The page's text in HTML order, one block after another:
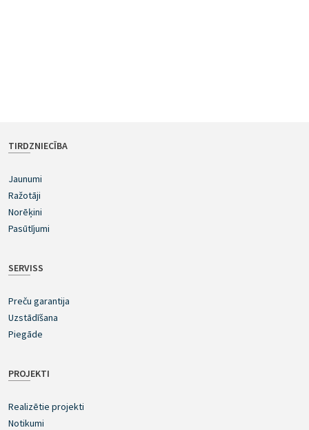
TIRDZNIECĪBA
Jaunumi
Ražotāji
Norēķini
Pasūtījumi
SERVISS
Preču garantija
Uzstādīšana
Piegāde
PROJEKTI
Realizētie projekti
Notikumi